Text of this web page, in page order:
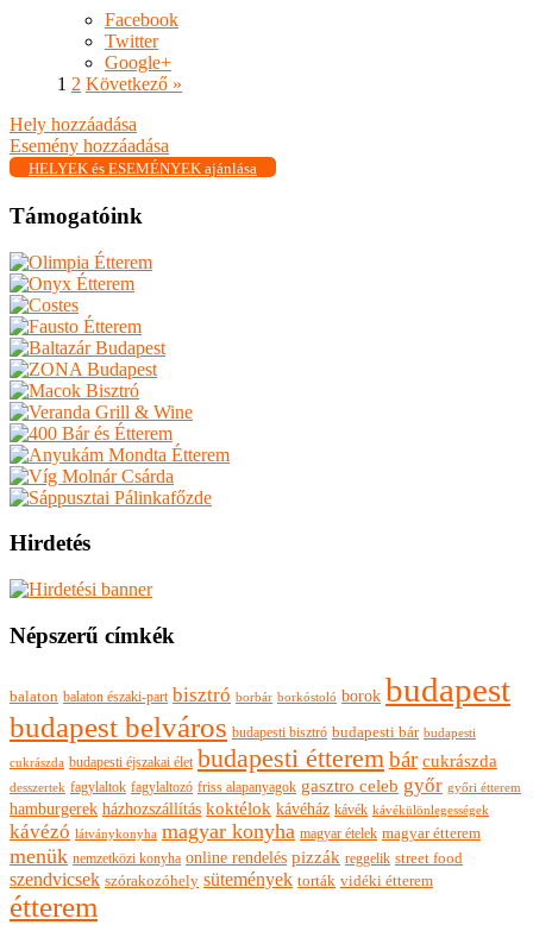
Facebook
Twitter
Google+
1 2 Következő »
Hely hozzáadása
Esemény hozzáadása
HELYEK és ESEMÉNYEK ajánlása
Támogatóink
Hirdetés
Népszerű címkék
balaton balaton északi-part bisztró borbár borkóstoló borok budapest
budapest belváros budapesti bisztró budapesti bár budapesti
cukrászda budapesti éjszakai élet budapesti étterembár cukrászda
desszertek fagylaltok fagylaltozó friss alapanyagok gasztro celeb győr győri étterem
hamburgerek házhozszállítás koktélok kávéház kávék kávékülönlegességek
kávézó látványkonyha magyar konyha magyar ételek magyar étterem
menük nemzetközi konyha online rendelés pizzák reggelik street food
szendvicsek szórakozóhely sütemények torták vidéki étterem
étterem